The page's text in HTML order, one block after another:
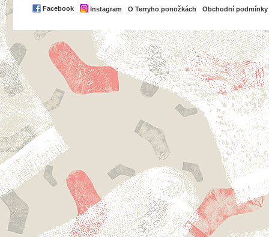
Facebook Instagram O Terryho ponožkách Obchodní podmínky
PayPal